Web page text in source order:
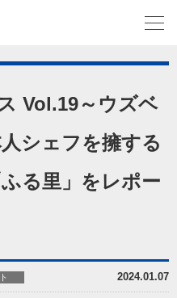
Vol.19～ウズベ
シェフを擁する
る里」をレポー
2024.01.07